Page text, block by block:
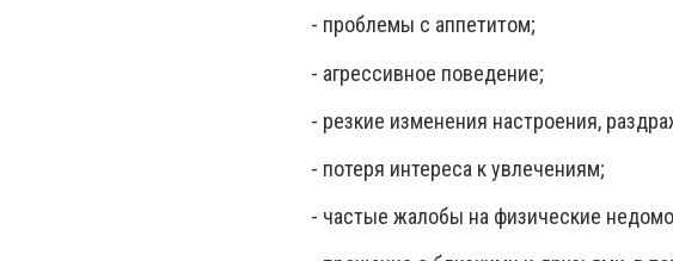
- проблемы с аппетитом;
- агрессивное поведение;
- резкие изменения настроения,
- потеря интереса к увлечениям;
- частые жалобы на физические